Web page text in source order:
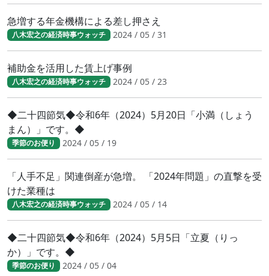
急増する年金機構による差し押さえ
八木宏之の経済時事ウォッチ 2024 / 05 / 31
補助金を活用した賃上げ事例
八木宏之の経済時事ウォッチ 2024 / 05 / 23
◆二十四節気◆令和6年（2024）5月20日「小満（しょう
まん）」です。◆
季節のお便り 2024 / 05 / 19
「人手不足」関連倒産が急増。 「2024年問題」の直撃を受
けた業種は
八木宏之の経済時事ウォッチ 2024 / 05 / 14
◆二十四節気◆令和6年（2024）5月5日「立夏（りっ
か）」です。◆
季節のお便り 2024 / 05 / 04